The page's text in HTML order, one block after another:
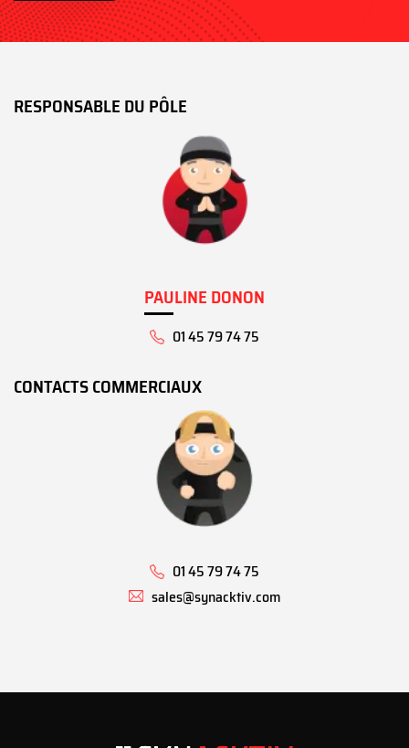
RESPONSABLE DU PÔLE
PAULINE DONON
01 45 79 74 75
CONTACTS COMMERCIAUX
01 45 79 74 75
sales@synacktiv.com